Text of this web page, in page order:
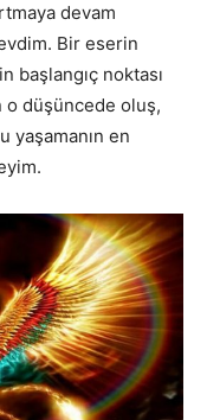
devam
Bir eserin
başlangıç noktası
o düşüncede oluş,
yaşamanın en